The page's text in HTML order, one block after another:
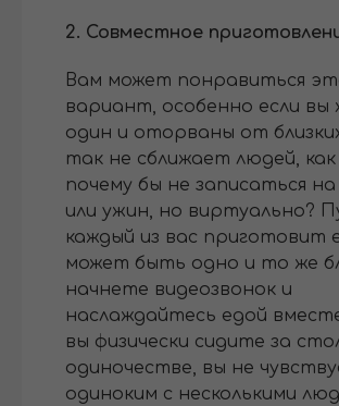
2. Совместное
Вам может понравиться
вариант, особенно если вы
один и оторваны от
так не сближает людей, как
почему бы не записаться
или ужин, но виртуально?
каждый из вас приготовит
может быть одно и то же
начнете видеозвонок и
наслаждайтесь едой
вы физически сидите за
одиночестве, вы не
одиноким с несколькими